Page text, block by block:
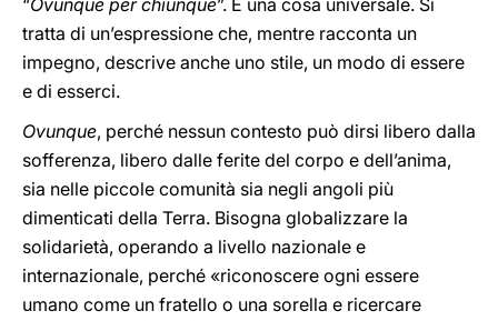
“Ovunque per chiunque”. È una cosa universale. Si
tratta di un’espressione che, mentre racconta un
impegno, descrive anche uno stile, un modo di essere
e di esserci.
Ovunque, perché nessun contesto può dirsi libero dalla
sofferenza, libero dalle ferite del corpo e dell’anima,
sia nelle piccole comunità sia negli angoli più
dimenticati della Terra. Bisogna globalizzare la
solidarietà, operando a livello nazionale e
internazionale, perché «riconoscere ogni essere
umano come un fratello o una sorella e ricercare